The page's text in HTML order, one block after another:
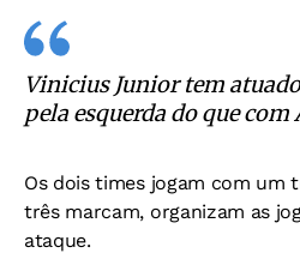
Vinicius Junior tem
pela esquerda do que
Os dois times jogam com um
três marcam, organizam as
ataque.